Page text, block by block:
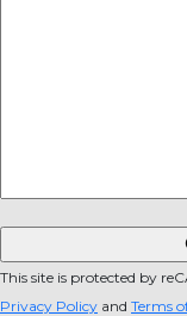
This site is protected by
Privacy Policy and Terms